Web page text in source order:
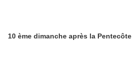
10 ème dimanche après la Pentecôte